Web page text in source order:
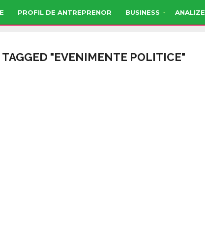
PROFIL DE ANTREPRENOR BUSINESS ANALIZE
"EVENIMENTE POLITICE"